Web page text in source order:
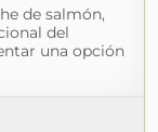
de salmón,
del
una opción